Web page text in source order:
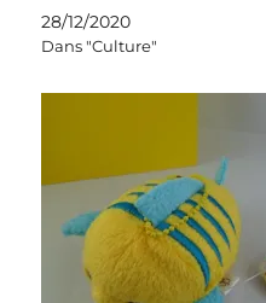
28/12/2020
Dans "Culture"